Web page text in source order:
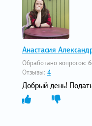
Анастасия
Обработано вопросов:
Отзывы: 4
Добрый день!